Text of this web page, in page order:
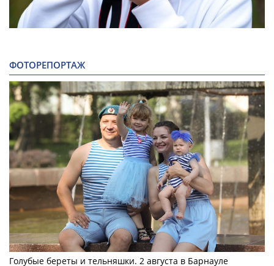
ФОТОРЕПОРТАЖ
Голубые береты и тельняшки. 2 августа в Барнауле